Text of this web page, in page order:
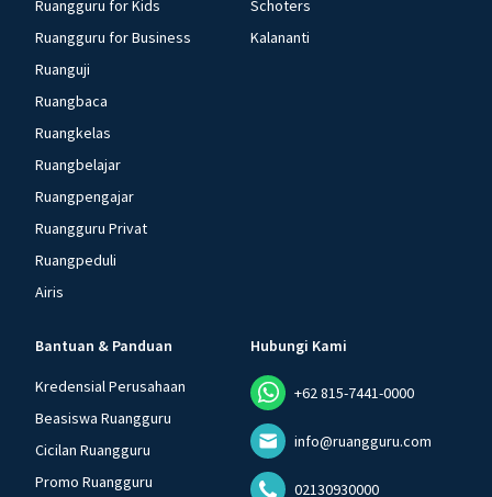
Ruangguru for Kids
Ruangguru for Business
Ruanguji
Ruangbaca
Ruangkelas
Ruangbelajar
Ruangpengajar
Ruangguru Privat
Ruangpeduli
Airis
Schoters
Kalananti
Bantuan & Panduan
Kredensial Perusahaan
Beasiswa Ruangguru
Cicilan Ruangguru
Promo Ruangguru
Hubungi Kami
+62 815-7441-0000
info@ruangguru.com
02130930000